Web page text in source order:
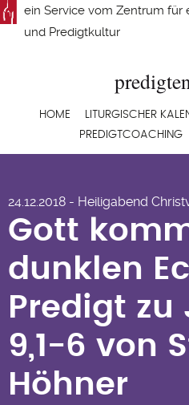
Direkt
zum
ein Service vom Zentrum für
und Predigtkultur
HOME LITURGISCHER
PREDIGTCOACHING
dunklen
Predigt zu
9,1-6 von
Höhner
24.12.2018 - Heiligabend
Gott
dunklen
Predigt zu
9,1-6 von
Höhner